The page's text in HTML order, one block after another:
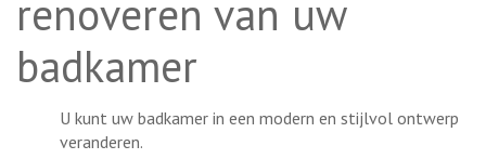
renoveren van uw
badkamer
U kunt uw badkamer in een modern en stijlvol ontwerp
veranderen.